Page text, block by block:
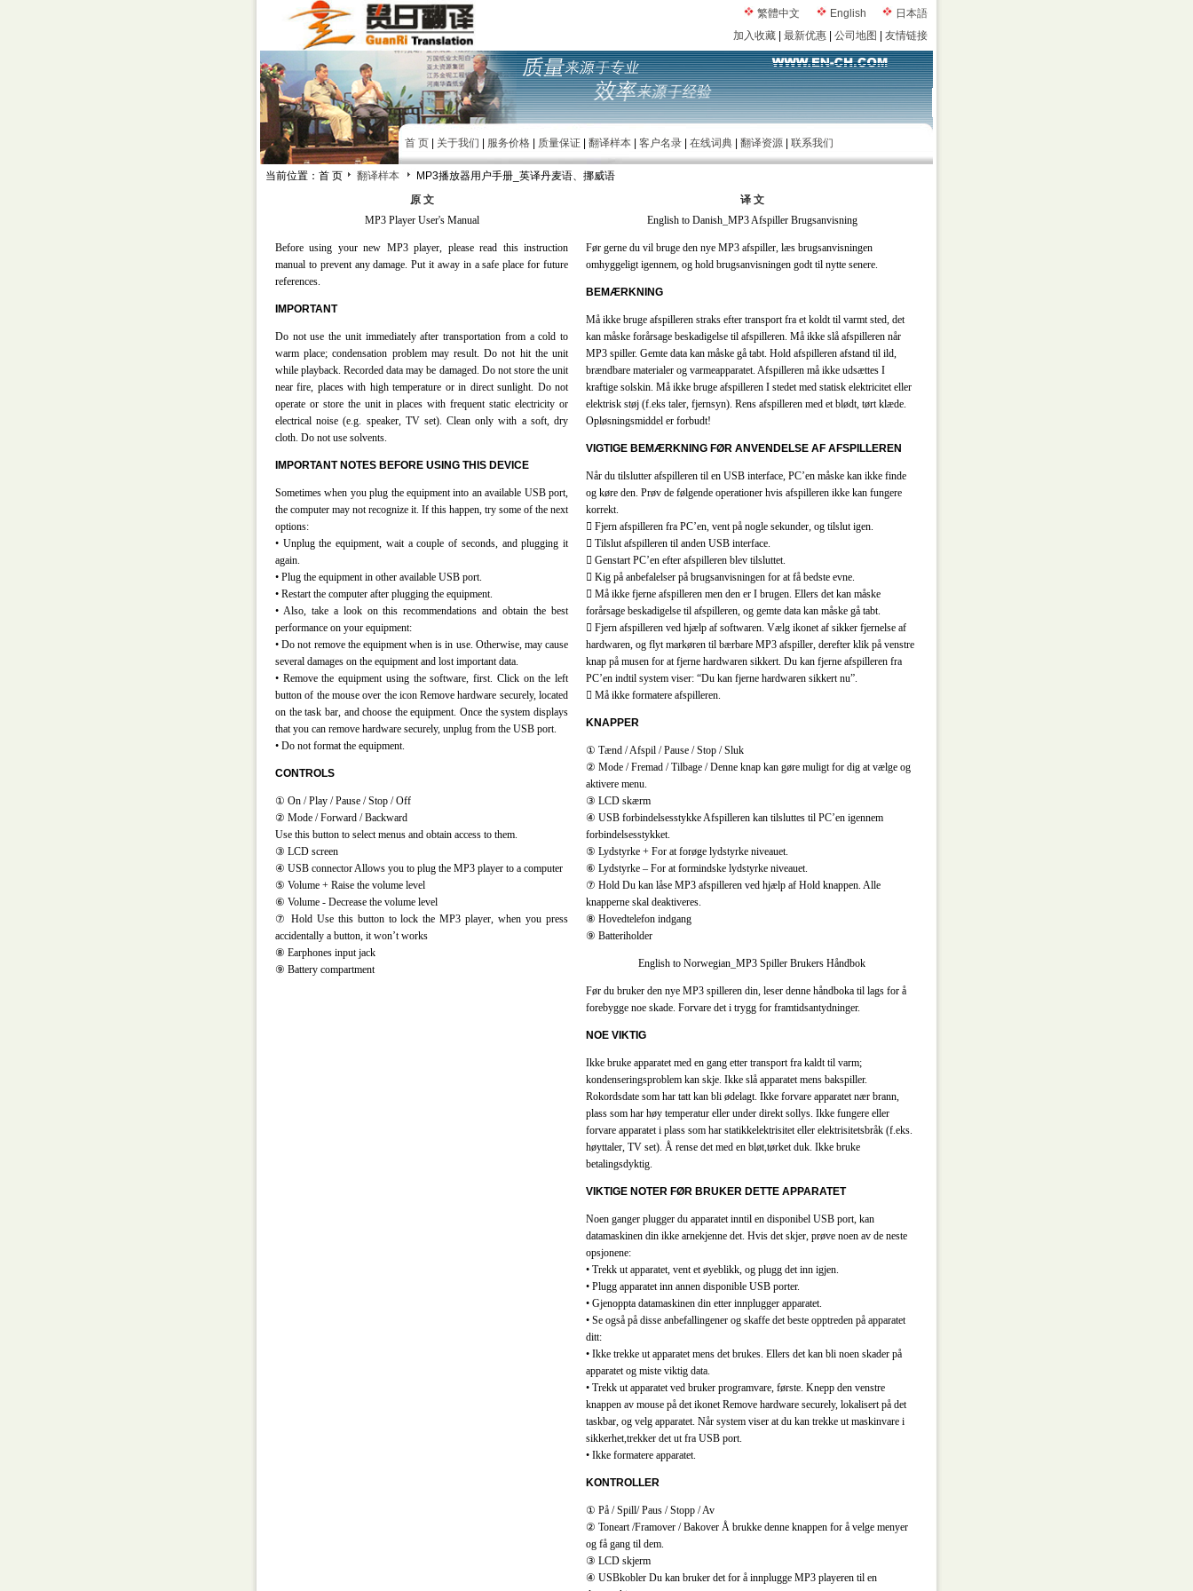
繁體中文 English
日本語
加入收藏
最新优惠 公司地图 友情链接
首 页 关于我们 服务价格 质量保证 翻译样本 客户名录 在线词典 翻译资源 联系我们
当前位置：首 页 翻译样本
MP3播放器用户手册_英译丹麦语、挪威语
原 文
译 文
MP3 Player User's Manual
Before using your new MP3 player, please read this instruction
manual to prevent any damage. Put it away in a safe place for future
references.
IMPORTANT
Do not use the unit immediately after transportation from a cold to
warm place; condensation problem may result. Do not hit the unit
while playback. Recorded data may be damaged. Do not store the unit
near fire, places with high temperature or in direct sunlight. Do not
operate or store the unit in places with frequent static electricity or
electrical noise (e.g. speaker, TV set). Clean only with a soft, dry
cloth. Do not use solvents.
IMPORTANT NOTES BEFORE USING THIS DEVICE
Sometimes when you plug the equipment into an available USB port,
the computer may not recognize it. If this happen, try some of the next
options:
• Unplug the equipment, wait a couple of seconds, and plugging it
again.
• Plug the equipment in other available USB port.
• Restart the computer after plugging the equipment.
• Also, take a look on this recommendations and obtain the best
performance on your equipment:
• Do not remove the equipment when is in use. Otherwise, may cause
several damages on the equipment and lost important data.
• Remove the equipment using the software, first. Click on the left
button of the mouse over the icon Remove hardware securely, located
on the task bar, and choose the equipment. Once the system displays
that you can remove hardware securely, unplug from the USB port.
• Do not format the equipment.
CONTROLS
① On / Play / Pause / Stop / Off
② Mode / Forward / Backward
Use this button to select menus and obtain access to them.
③ LCD screen
④ USB connector Allows you to plug the MP3 player to a computer
⑤ Volume + Raise the volume level
⑥ Volume - Decrease the volume level
⑦ Hold Use this button to lock the MP3 player, when you press
accidentally a button, it won’t works
⑧ Earphones input jack
⑨ Battery compartment
English to Danish_MP3 Afspiller Brugsanvisning
Før gerne du vil bruge den nye MP3 afspiller, læs brugsanvisningen
omhyggeligt igennem, og hold brugsanvisningen godt til nytte senere.
BEMÆRKNING
Må ikke bruge afspilleren straks efter transport fra et koldt til varmt sted, det
kan måske forårsage beskadigelse til afspilleren. Må ikke slå afspilleren når
MP3 spiller. Gemte data kan måske gå tabt. Hold afspilleren afstand til ild,
brændbare materialer og varmeapparatet. Afspilleren må ikke udsættes I
kraftige solskin. Må ikke bruge afspilleren I stedet med statisk elektricitet eller
elektrisk støj (f.eks taler, fjernsyn). Rens afspilleren med et blødt, tørt klæde.
Opløsningsmiddel er forbudt!
VIGTIGE BEMÆRKNING FØR ANVENDELSE AF AFSPILLEREN
Når du tilslutter afspilleren til en USB interface, PC’en måske kan ikke finde
og køre den. Prøv de følgende operationer hvis afspilleren ikke kan fungere
korrekt.
 Fjern afspilleren fra PC’en, vent på nogle sekunder, og tilslut igen.
 Tilslut afspilleren til anden USB interface.
 Genstart PC’en efter afspilleren blev tilsluttet.
 Kig på anbefalelser på brugsanvisningen for at få bedste evne.
 Må ikke fjerne afspilleren men den er I brugen. Ellers det kan måske
forårsage beskadigelse til afspilleren, og gemte data kan måske gå tabt.
 Fjern afspilleren ved hjælp af softwaren. Vælg ikonet af sikker fjernelse af
hardwaren, og flyt markøren til bærbare MP3 afspiller, derefter klik på venstre
knap på musen for at fjerne hardwaren sikkert. Du kan fjerne afspilleren fra
PC’en indtil system viser: “Du kan fjerne hardwaren sikkert nu”.
 Må ikke formatere afspilleren.
KNAPPER
① Tænd / Afspil / Pause / Stop / Sluk
② Mode / Fremad / Tilbage / Denne knap kan gøre muligt for dig at vælge og
aktivere menu.
③ LCD skærm
④ USB forbindelsesstykke Afspilleren kan tilsluttes til PC’en igennem
forbindelsesstykket.
⑤ Lydstyrke + For at forøge lydstyrke niveauet.
⑥ Lydstyrke – For at formindske lydstyrke niveauet.
⑦ Hold Du kan låse MP3 afspilleren ved hjælp af Hold knappen. Alle
knapperne skal deaktiveres.
⑧ Hovedtelefon indgang
⑨ Batteriholder
English to Norwegian_MP3 Spiller Brukers Håndbok
Før du bruker den nye MP3 spilleren din, leser denne håndboka til lags for å
forebygge noe skade. Forvare det i trygg for framtidsantydninger.
NOE VIKTIG
Ikke bruke apparatet med en gang etter transport fra kaldt til varm;
kondenseringsproblem kan skje. Ikke slå apparatet mens bakspiller.
Rokordsdate som har tatt kan bli ødelagt. Ikke forvare apparatet nær brann,
plass som har høy temperatur eller under direkt sollys. Ikke fungere eller
forvare apparatet i plass som har statikkelektrisitet eller elektrisitetsbråk (f.eks.
høyttaler, TV set). Å rense det med en bløt,tørket duk. Ikke bruke
betalingsdyktig.
VIKTIGE NOTER FØR BRUKER DETTE APPARATET
Noen ganger plugger du apparatet inntil en disponibel USB port, kan
datamaskinen din ikke arnekjenne det. Hvis det skjer, prøve noen av de neste
opsjonene:
• Trekk ut apparatet, vent et øyeblikk, og plugg det inn igjen.
• Plugg apparatet inn annen disponible USB porter.
• Gjenoppta datamaskinen din etter innplugger apparatet.
• Se også på disse anbefallingener og skaffe det beste opptreden på apparatet
ditt:
• Ikke trekke ut apparatet mens det brukes. Ellers det kan bli noen skader på
apparatet og miste viktig data.
• Trekk ut apparatet ved bruker programvare, første. Knepp den venstre
knappen av mouse på det ikonet Remove hardware securely, lokalisert på det
taskbar, og velg apparatet. Når system viser at du kan trekke ut maskinvare i
sikkerhet,trekker det ut fra USB port.
• Ikke formatere apparatet.
KONTROLLER
① På / Spill/ Paus / Stopp / Av
② Toneart /Framover / Bakover Å brukke denne knappen for å velge menyer
og få gang til dem.
③ LCD skjerm
④ USBkobler Du kan bruker det for å innplugge MP3 playeren til en